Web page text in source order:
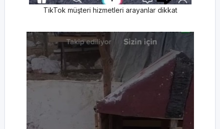
TikTok müşteri hizmetleri arayanlar dikkat